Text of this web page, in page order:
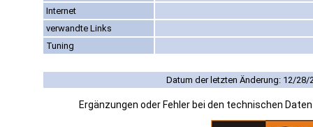
Internet
verwandte Links
Tuning
Datum der letzten Änderung: 12/28/
Ergänzungen oder Fehler bei den technischen